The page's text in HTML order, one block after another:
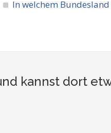
In welchem
kannst dort